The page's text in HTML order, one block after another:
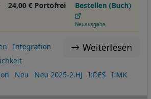
24,00 € Portofrei Bestellen (Buch)
Neuausgabe
Weiterlesen
Integration
Neu Neu 2025-2.HJ I:DES I:MK